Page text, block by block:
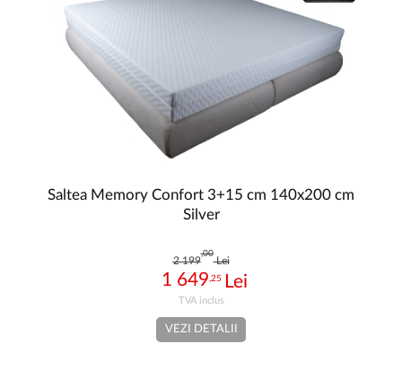
Saltea Memory Confort 3+15 cm 140x200 cm
Silver
2 199
,00
Lei
1 649,25
VEZI DETALII